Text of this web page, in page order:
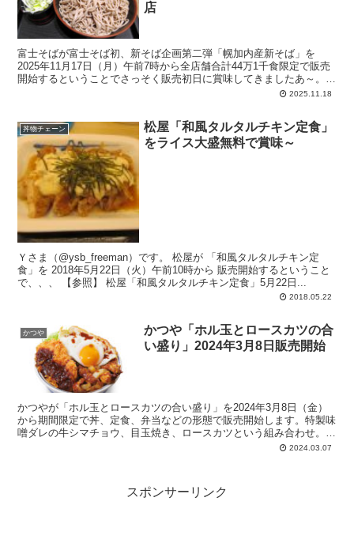
店
富士そばが富士そば初、新そば企画第二弾「幌加内産新そば」を
2025年11月17日（月）午前7時から全店舗合計44万1千食限定で販売
開始するということでさっそく販売初日に賞味してきましたあ～。と
2025.11.18
丼物チェーン
松屋「和風タルタルチキン定食」
をライス大盛無料で賞味～
Ｙさま（@ysb_freeman）です。 松屋が 「和風タルタルチキン定
食」を 2018年5月22日（火）午前10時から 販売開始するということ
で、、、 【参照】 松屋「和風タルタルチキン定食」5月22日...
2018.05.22
かつや
かつや「ホル玉とロースカツの合
い盛り」2024年3月8日販売開始
かつやが「ホル玉とロースカツの合い盛り」を2024年3月8日（金）
から期間限定で丼、定食、弁当などの形態で販売開始します。特製味
噌ダレの牛シマチョウ、目玉焼き、ロースカツという組み合わせ。テ
イクアウト時、目玉焼きは温泉たまごに変更となります。 2024.03.07
スポンサーリンク